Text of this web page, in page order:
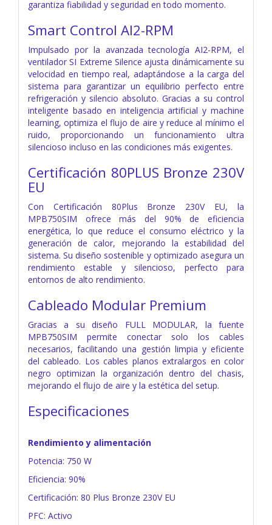
garantiza fiabilidad y seguridad en todo momento.
Smart Control AI2-RPM
Impulsado por la avanzada tecnología AI2-RPM, el
ventilador SI Extreme Silence ajusta dinámicamente su
velocidad en tiempo real, adaptándose a la carga del
sistema para garantizar un equilibrio perfecto entre
refrigeración y silencio absoluto. Gracias a su control
inteligente basado en inteligencia artificial y machine
learning, optimiza el flujo de aire y reduce al mínimo el
ruido, proporcionando un funcionamiento ultra
silencioso incluso en las condiciones más exigentes.
Certificación 80PLUS Bronze 230V
EU
Con Certificación 80Plus Bronze 230V EU, la
MPB750SIM ofrece más del 90% de eficiencia
energética, lo que reduce el consumo eléctrico y la
generación de calor, mejorando la estabilidad del
sistema. Su diseño sostenible y optimizado asegura un
rendimiento estable y silencioso, perfecto para
entornos de alto rendimiento.
Cableado Modular Premium
Gracias a su diseño FULL MODULAR, la fuente
MPB750SIM permite conectar solo los cables
necesarios, facilitando una gestión limpia y eficiente
del cableado. Los cables planos extralargos en color
negro optimizan la organización dentro del chasis,
mejorando el flujo de aire y la estética del setup.
Especificaciones
Rendimiento y alimentación
Potencia: 750 W
Eficiencia: 90%
Certificación: 80 Plus Bronze 230V EU
PFC: Activo